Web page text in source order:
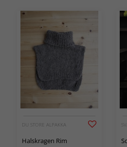
DU STORE ALPAKKA
Halskragen Rim